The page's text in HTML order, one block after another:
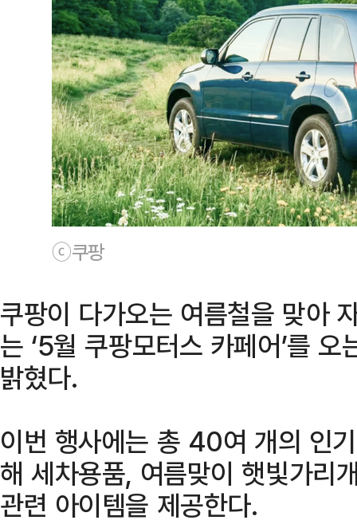
ⓒ쿠팡
쿠팡이 다가오는 여름철을 맞아
는 ‘5월 쿠팡모터스 카페어’를
밝혔다.
이번 행사에는 총 40여 개의 인
해 세차용품, 여름맞이 햇빛가리
관련 아이템을 제공한다.